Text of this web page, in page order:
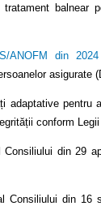
balnear
ANOFM din 2024
asigurate
adaptative pentru
conform Legii
din 29
Consiliului din 16